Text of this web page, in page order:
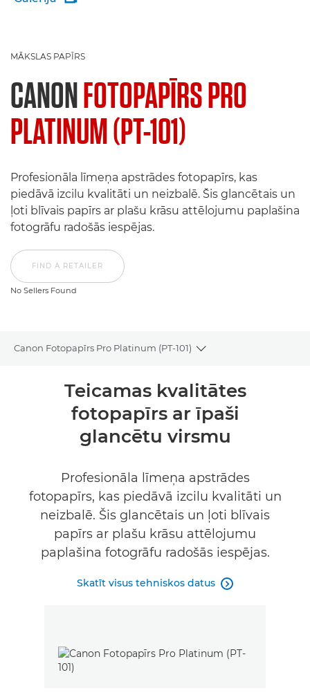
MĀKSLAS PAPĪRS
CANONFOTOPAPĪRS PRO
PLATINUM (PT-101)
Profesionāla līmeņa apstrādes fotopapīrs, kas
piedāvā izcilu kvalitāti un neizbalē. Šis glancētais un
ļoti blīvais papīrs ar plašu krāsu attēlojumu paplašina
fotogrāfu radošās iespējas.
FIND A RETAILER
No Sellers Found
Canon Fotopapīrs Pro Platinum (PT-101)
Toggle breadcrumbs
Teicamas kvalitātes
fotopapīrs ar īpaši
glancētu virsmu
Profesionāla līmeņa apstrādes
fotopapīrs, kas piedāvā izcilu kvalitāti un
neizbalē. Šis glancētais un ļoti blīvais
papīrs ar plašu krāsu attēlojumu
paplašina fotogrāfu radošās iespējas.
Skatīt visus tehniskos datus 